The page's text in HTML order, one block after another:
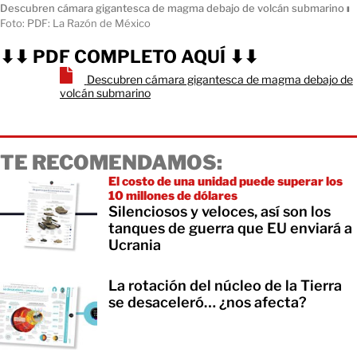
Descubren cámara gigantesca de magma debajo de volcán submarinoı
Foto: PDF: La Razón de México
⬇⬇ PDF COMPLETO AQUÍ ⬇⬇
Descubren cámara gigantesca de magma debajo de
volcán submarino
TE RECOMENDAMOS:
El costo de una unidad puede superar los
10 millones de dólares
Silenciosos y veloces, así son los
tanques de guerra que EU enviará a
Ucrania
La rotación del núcleo de la Tierra
se desaceleró… ¿nos afecta?